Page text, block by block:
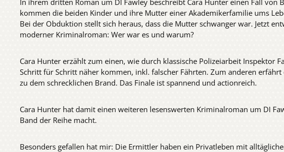
In ihrem dritten Roman um DI Fawley beschreibt Cara Hunter einen Fall von
kommen die beiden Kinder und ihre Mutter einer Akademikerfamilie ums
Bei der Obduktion stellt sich heraus, dass die Mutter schwanger war. Jetzt
moderner Kriminalroman: Wer war es und warum?
Cara Hunter erzählt zum einen, wie durch klassische Polizeiarbeit Inspektor
Schritt für Schritt näher kommen, inkl. falscher Fährten. Zum anderen
zu dem schrecklichen Brand. Das Finale ist spannend und actionreich.
Cara Hunter hat damit einen weiteren lesenswerten Kriminalroman um DI
Band der Reihe macht.
Besonders gefallen hat mir: Die Ermittler haben ein Privatleben mit